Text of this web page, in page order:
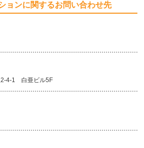
ョンに関するお問い合わせ先
2-4-1 白亜ビル5F